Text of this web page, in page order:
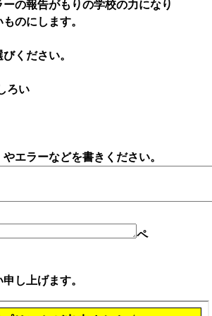
の報告がもりの学校の力になり
のにします。
ください。
ろい
エラーなどを書きください。
ペ
し上げます。